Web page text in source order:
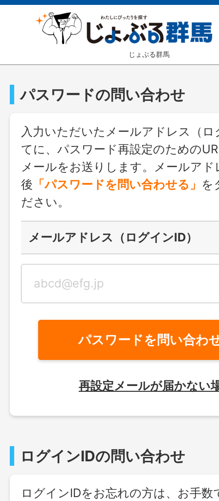
じょぶる群馬
パスワードの問い合わせ
入力いただいたメールアドレス（ロ
てに、パスワード再設定のための
メールをお送りします。メールアド
後 「パスワードを問い合わせる」 を
ださい。
メールアドレス（ログインID）
パスワードを問い合わ
再設定メールが届かない
ログインIDの問い合わせ
ログインIDをお忘れの方は、お手数